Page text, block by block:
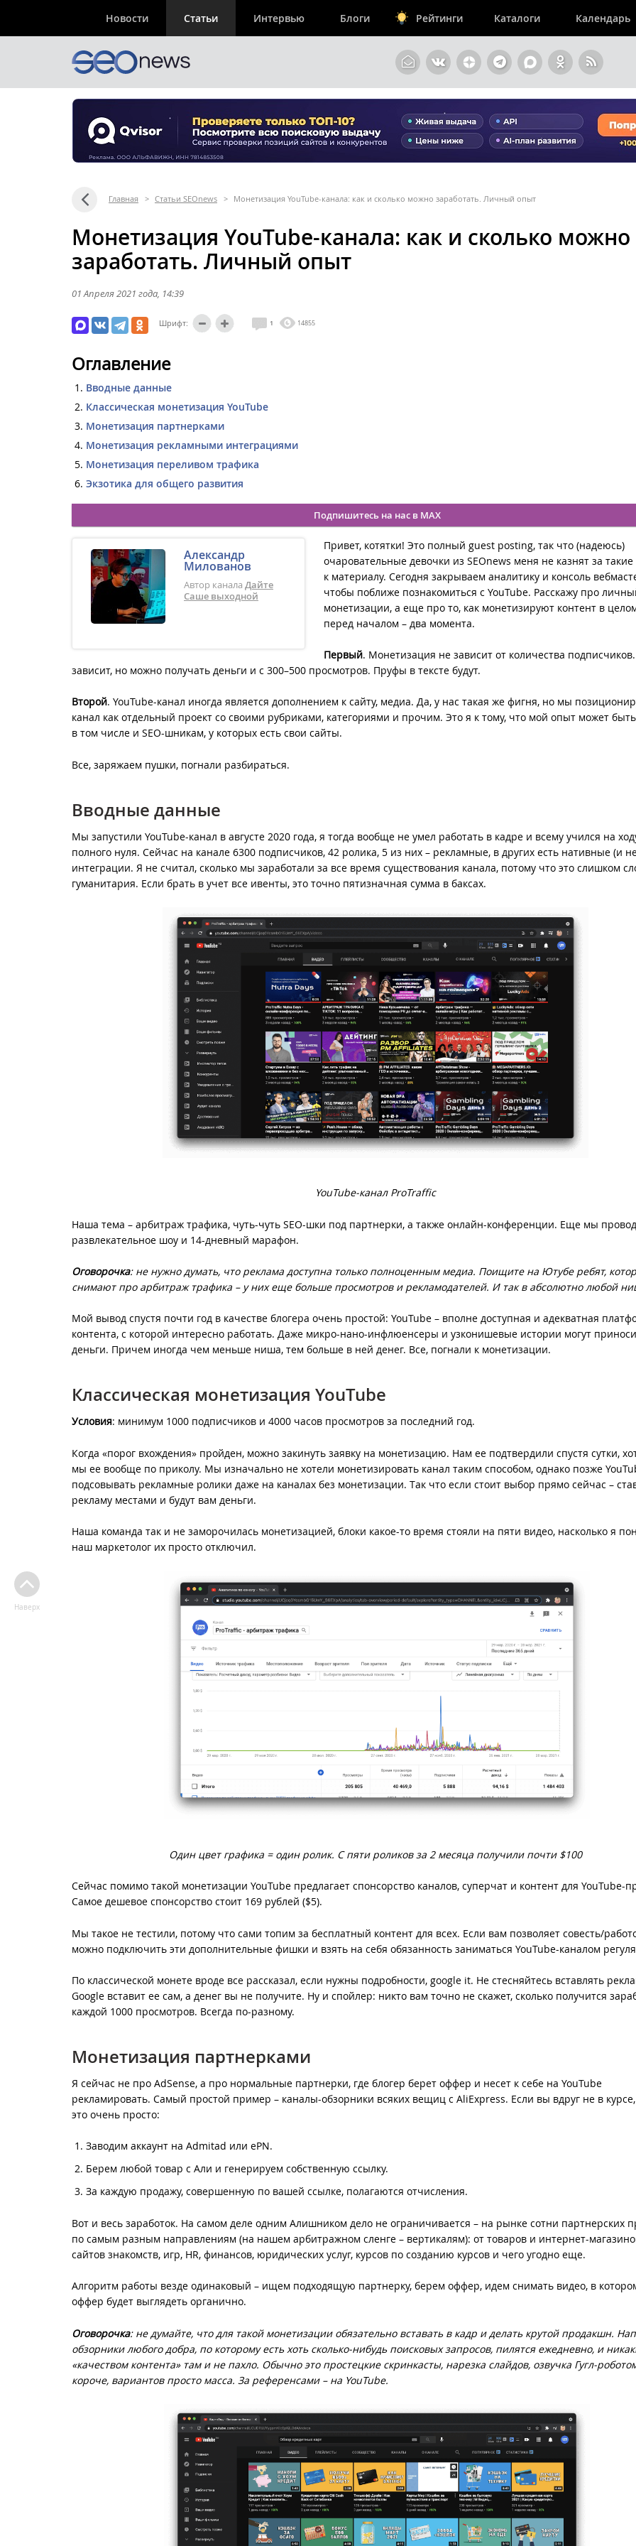
Новости Статьи Интервью Блоги Рейтинги Каталоги Календарь
Главная > Статьи SEOnews > Монетизация YouTube-канала: как и сколько можно заработать. Личный опыт
Монетизация YouTube-канала: как и сколько можно
заработать. Личный опыт
01 Апреля 2021 года , 14:39
Шрифт: 1 14855
Оглавление
Вводные данные
Классическая монетизация YouTube
Монетизация партнерками
Монетизация рекламными интеграциями
Монетизация переливом трафика
Экзотика для общего развития
Подпишитесь на нас в MAX
Александр
Милованов
Автор канала Дайте
Саше выходной
Привет, котятки! Это полный guest posting, так что (надеюсь)
очаровательные девочки из SEOnews меня не казнят за такие
к материалу. Сегодня закрываем аналитику и консоль
чтобы поближе познакомиться с YouTube. Расскажу про
монетизации, а еще про то, как монетизируют контент в
перед началом – два момента.
Первый. Монетизация не зависит от количества подписчиков.
зависит, но можно получать деньги и с 300–500 просмотров. Пруфы в тексте будут.
Второй. YouTube-канал иногда является дополнением к сайту, медиа. Да, у нас такая же фигня, но мы
канал как отдельный проект со своими рубриками, категориями и прочим. Это я к тому, что мой опыт может
в том числе и SEO-шникам, у которых есть свои сайты.
Все, заряжаем пушки, погнали разбираться.
Вводные данные
Мы запустили YouTube-канал в августе 2020 года, я тогда вообще не умел работать в кадре и всему учился на
полного нуля. Сейчас на канале 6300 подписчиков, 42 ролика, 5 из них – рекламные, в других есть нативные (и
интеграции. Я не считал, сколько мы заработали за все время существования канала, потому что это слишком
гуманитария. Если брать в учет все ивенты, это точно пятизначная сумма в баксах.
YouTube-канал ProTraffic
Наша тема – арбитраж трафика, чуть-чуть SEO-шки под партнерки, а также онлайн-конференции. Еще мы
развлекательное шоу и 14-дневный марафон.
Оговорочка: не нужно думать, что реклама доступна только полноценным медиа. Поищите на Ютубе ребят,
снимают про арбитраж трафика – у них еще больше просмотров и рекламодателей. И так в абсолютно любой
Мой вывод спустя почти год в качестве блогера очень простой: YouTube – вполне доступная и адекватная
контента, с которой интересно работать. Даже микро-нано-инфлюенсеры и узконишевые истории могут
деньги. Причем иногда чем меньше ниша, тем больше в ней денег. Все, погнали к монетизации.
Классическая монетизация YouTube
Условия: минимум 1000 подписчиков и 4000 часов просмотров за последний год.
Когда «порог вхождения» пройден, можно закинуть заявку на монетизацию. Нам ее подтвердили спустя сутки,
мы ее вообще по приколу. Мы изначально не хотели монетизировать канал таким способом, однако позже
подсовывать рекламные ролики даже на каналах без монетизации. Так что если стоит выбор прямо сейчас –
рекламу местами и будут вам деньги.
Наша команда так и не заморочилась монетизацией, блоки какое-то время стояли на пяти видео, насколько я
наш маркетолог их просто отключил.
Один цвет графика = один ролик. С пяти роликов за 2 месяца получили почти $100
Сейчас помимо такой монетизации YouTube предлагает спонсорство каналов, суперчат и контент для YouTube-
Самое дешевое спонсорство стоит 169 рублей ($5).
Мы такое не тестили, потому что сами топим за бесплатный контент для всех. Если вам позволяет совесть/
можно подключить эти дополнительные фишки и взять на себя обязанность заниматься YouTube-каналом
По классической монете вроде все рассказал, если нужны подробности, google it. Не стесняйтесь вставлять
Google вставит ее сам, а денег вы не получите. Ну и спойлер: никто вам точно не скажет, сколько получится
каждой 1000 просмотров. Всегда по-разному.
Монетизация партнерками
Я сейчас не про AdSense, а про нормальные партнерки, где блогер берет оффер и несет к себе на YouTube
рекламировать. Самый простой пример – каналы-обзорники всяких вещиц с AliExpress. Если вы вдруг не в курсе,
это очень просто:
Заводим аккаунт на Admitad или ePN.
Берем любой товар с Али и генерируем собственную ссылку.
За каждую продажу, совершенную по вашей ссылке, полагаются отчисления.
Вот и весь заработок. На самом деле одним Алишником дело не ограничивается – на рынке сотни партнерских
по самым разным направлениям (на нашем арбитражном сленге – вертикалям): от товаров и интернет-
сайтов знакомств, игр, HR, финансов, юридических услуг, курсов по созданию курсов и чего угодно еще.
Алгоритм работы везде одинаковый – ищем подходящую партнерку, берем оффер, идем снимать видео, в
оффер будет выглядеть органично.
Оговорочка: не думайте, что для такой монетизации обязательно вставать в кадр и делать крутой продакшн.
обзорники любого добра, по которому есть хоть сколько-нибудь поисковых запросов, пилятся ежедневно, и
«качеством контента» там и не пахло. Обычно это простецкие скринкасты, нарезка слайдов, озвучка Гугл-
короче, вариантов просто масса. За референсами – на YouTube.
Наверх